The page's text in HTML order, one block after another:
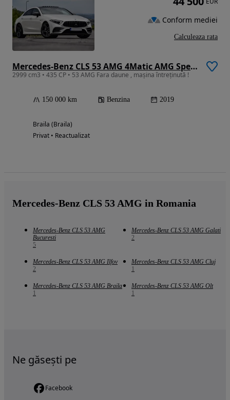
Mercedes-Benz CLS 53 AMG 4Matic AMG Speedshift 9G-TRONIC
2999 cm3 • 435 CP • 53 AMG Fara daune , mașina întreținută !
150 000 km Benzina 2019
Braila (Braila)
Privat • Reactualizat
Conform mediei
Calculeaza rata
Mercedes-Benz CLS 53 AMG in Romania
Mercedes-Benz CLS 53 AMG
Bucuresti
5
Mercedes-Benz CLS 53 AMG Galati
2
Mercedes-Benz CLS 53 AMG Ilfov
2
Mercedes-Benz CLS 53 AMG Cluj
1
Mercedes-Benz CLS 53 AMG Braila
1
Mercedes-Benz CLS 53 AMG Olt
1
Ne găsești pe
Facebook